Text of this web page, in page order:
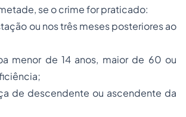
se o crime for praticado:
ou nos três meses posteriores ao
menor de 14 anos, maior de 60 ou
de descendente ou ascendente da